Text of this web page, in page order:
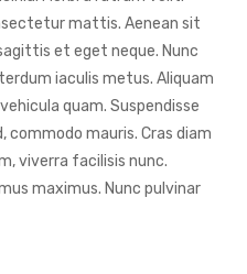
mattis. Aenean sit
et eget neque. Nunc
iaculis metus. Aliquam
quam. Suspendisse
commodo mauris. Cras diam
viverra facilisis nunc.
maximus. Nunc pulvinar